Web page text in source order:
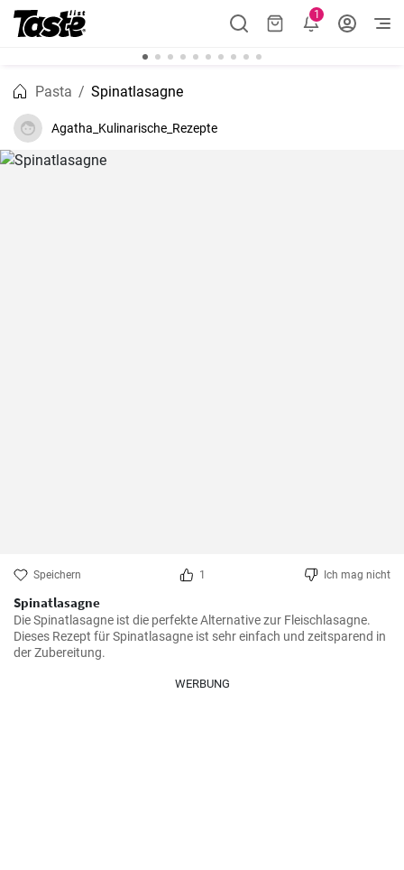
1
Pasta Spinatlasagne
Agatha_Kulinarische_Rezepte
Speichern 1 Ich mag nicht
Spinatlasagne
Die Spinatlasagne ist die perfekte Alternative zur Fleischlasagne.
Dieses Rezept für Spinatlasagne ist sehr einfach und zeitsparend in
der Zubereitung.
WERBUNG